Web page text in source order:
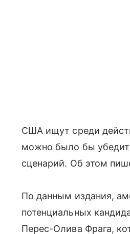
США ищут среди
можно было бы
сценарий. Об этом
По данным издания,
потенциальных
Перес-Олива Фрага,